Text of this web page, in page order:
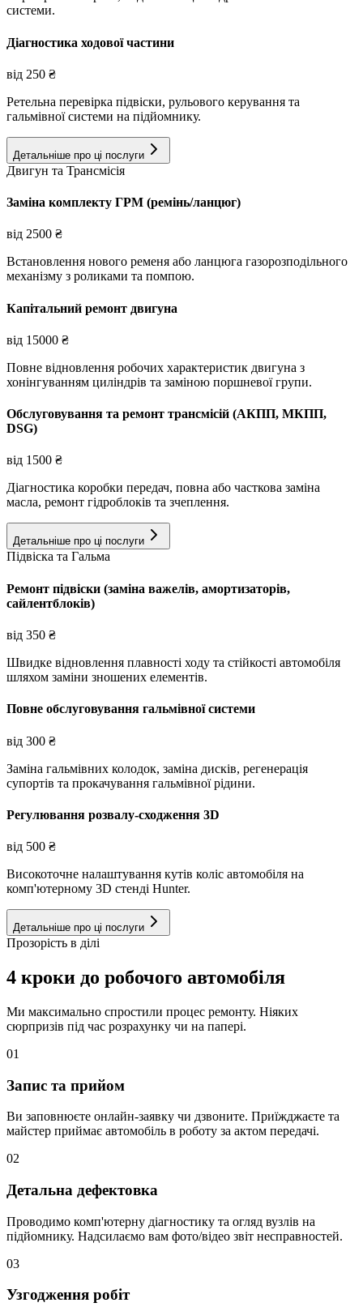
системи.
Діагностика ходової частини
від 250 ₴
Ретельна перевірка підвіски, рульового керування та
гальмівної системи на підйомнику.
Детальніше про ці послуги
Двигун та Трансмісія
Заміна комплекту ГРМ (ремінь/ланцюг)
від 2500 ₴
Встановлення нового ременя або ланцюга газорозподільного
механізму з роликами та помпою.
Капітальний ремонт двигуна
від 15000 ₴
Повне відновлення робочих характеристик двигуна з
хонінгуванням циліндрів та заміною поршневої групи.
Обслуговування та ремонт трансмісій (АКПП, МКПП,
DSG)
від 1500 ₴
Діагностика коробки передач, повна або часткова заміна
масла, ремонт гідроблоків та зчеплення.
Детальніше про ці послуги
Підвіска та Гальма
Ремонт підвіски (заміна важелів, амортизаторів,
сайлентблоків)
від 350 ₴
Швидке відновлення плавності ходу та стійкості автомобіля
шляхом заміни зношених елементів.
Повне обслуговування гальмівної системи
від 300 ₴
Заміна гальмівних колодок, заміна дисків, регенерація
супортів та прокачування гальмівної рідини.
Регулювання розвалу-сходження 3D
від 500 ₴
Високоточне налаштування кутів коліс автомобіля на
комп'ютерному 3D стенді Hunter.
Детальніше про ці послуги
Прозорість в ділі
4 кроки до робочого автомобіля
Ми максимально спростили процес ремонту. Ніяких
сюрпризів під час розрахунку чи на папері.
01
Запис та прийом
Ви заповнюєте онлайн-заявку чи дзвоните. Приїжджаєте та
майстер приймає автомобіль в роботу за актом передачі.
02
Детальна дефектовка
Проводимо комп'ютерну діагностику та огляд вузлів на
підйомнику. Надсилаємо вам фото/відео звіт несправностей.
03
Узгодження робіт